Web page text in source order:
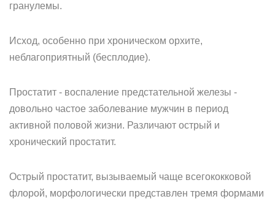
гранулемы.
Исход, особенно при хроническом орхите,
неблагоприятный (бесплодие).
Простатит - воспаление предстательной железы -
довольно частое заболевание мужчин в период
активной половой жизни. Различают острый и
хронический простатит.
Острый простатит, вызываемый чаще всегококковой
флорой, морфологически представлен тремя формами